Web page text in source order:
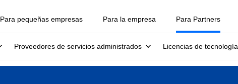
Para pequeñas empresas Para la empresa Para Partners
Proveedores de servicios administrados Licencias de tecnología